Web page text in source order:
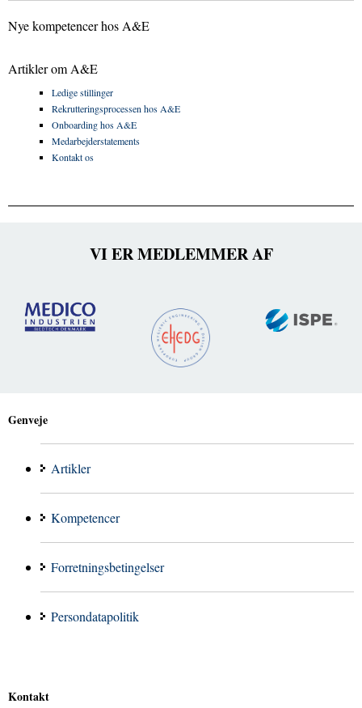
Nye kompetencer hos A&E
Artikler om A&E
Ledige stillinger
Rekrutteringsprocessen hos A&E
Onboarding hos A&E
Medarbejderstatements
Kontakt os
VI ER MEDLEMMER AF
Genveje
Artikler
Kompetencer
Forretningsbetingelser
Persondatapolitik
Kontakt